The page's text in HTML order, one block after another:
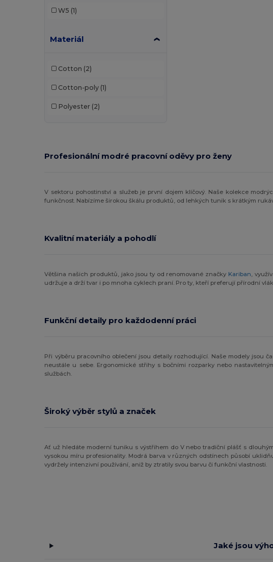
W5 (1)
Materiál
Cotton (2)
Cotton-poly (1)
Polyester (2)
Profesionální modré pracovní oděvy pro ženy
V sektoru pohostinství a služeb je první dojem klíčový. Naše kolekce
funkčnost. Nabízíme širokou škálu produktů, od lehkých tunik s krátkým
Kvalitní materiály a pohodlí
Většina našich produktů, jako jsou ty od renomované značky Kariban ,
udržuje a drží tvar i po mnoha cyklech praní. Pro ty, kteří preferují přírodní
Funkční detaily pro každodenní práci
Při výběru pracovního oblečení jsou detaily rozhodující. Naše modely jsou
neustále u sebe. Ergonomické střihy s bočními rozparky nebo
službách.
Široký výběr stylů a značek
Ať už hledáte moderní tuniku s výstřihem do V nebo tradiční plášť s
vysokou míru profesionality. Modrá barva v různých odstínech působí
vydržely intenzivní používání, aniž by ztratily svou barvu či funkční vlastnosti.
Jaké jsou